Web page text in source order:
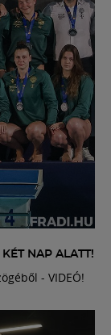
NAP ALATT!
- VIDEÓ!